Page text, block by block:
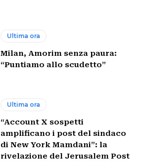
Ultima ora
Milan, Amorim senza paura:
“Puntiamo allo scudetto”
Ultima ora
“Account X sospetti
amplificano i post del sindaco
di New York Mamdani”: la
rivelazione del Jerusalem Post